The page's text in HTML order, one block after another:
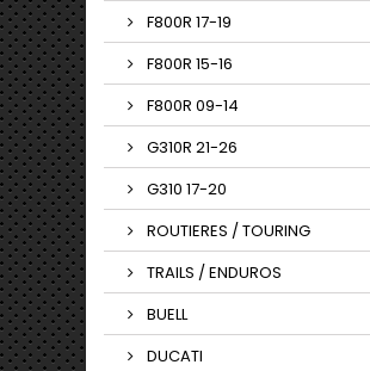
F800R 17-19
F800R 15-16
F800R 09-14
G310R 21-26
G310 17-20
ROUTIERES / TOURING
TRAILS / ENDUROS
BUELL
DUCATI